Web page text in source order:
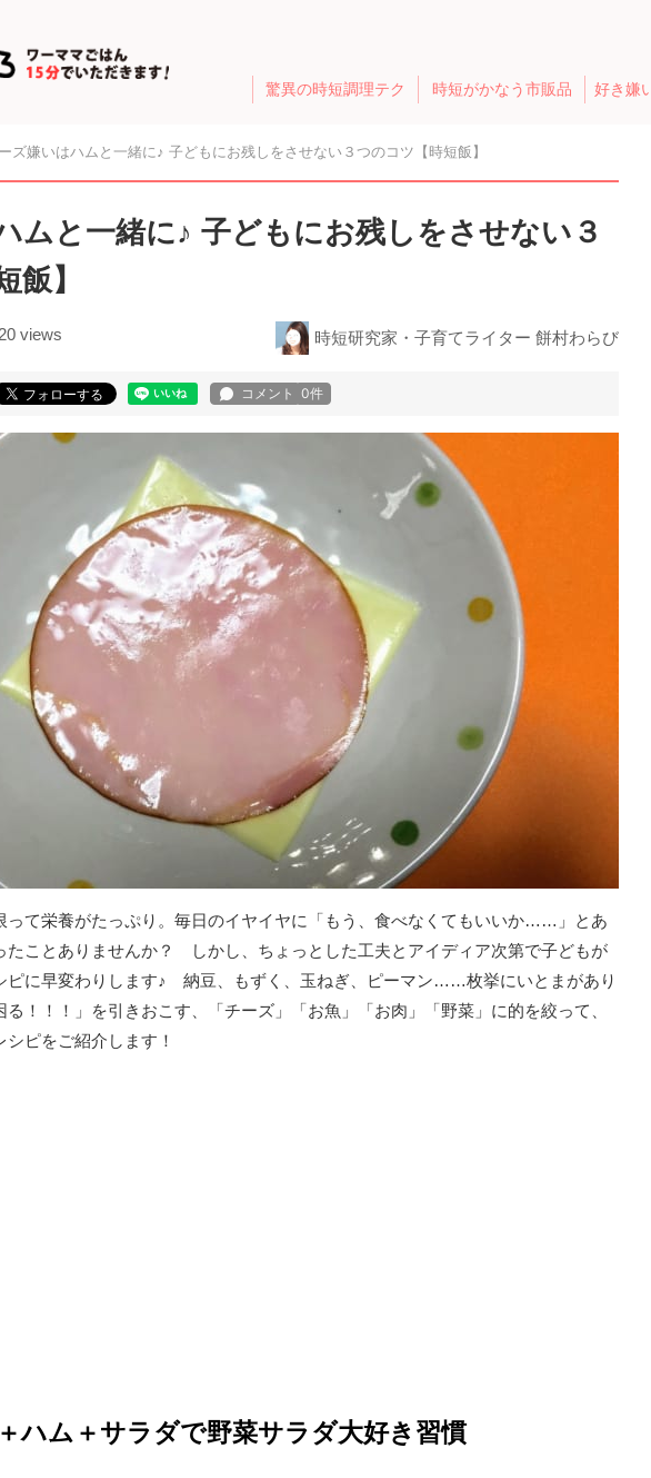
驚異の時短調理テク 時短がかなう市販品 好き嫌
ズ嫌いはハムと一緒に♪ 子どもにお残しをさせない３つのコツ【時短飯】
ムと一緒に♪ 子どもにお残しをさせない３
飯】
views 時短研究家・子育てライター 餅村わらび
って栄養がたっぷり。毎日のイヤイヤに「もう、食べなくてもいいか……」とあ
たことありませんか？ しかし、ちょっとした工夫とアイディア次第で子どもが
ピに早変わりします♪ 納豆、もずく、玉ねぎ、ピーマン……枚挙にいとまがあり
る！！！」を引きおこす、「チーズ」「お魚」「お肉」「野菜」に的を絞って、
ピをご紹介します！
ハム＋サラダで野菜サラダ大好き習慣